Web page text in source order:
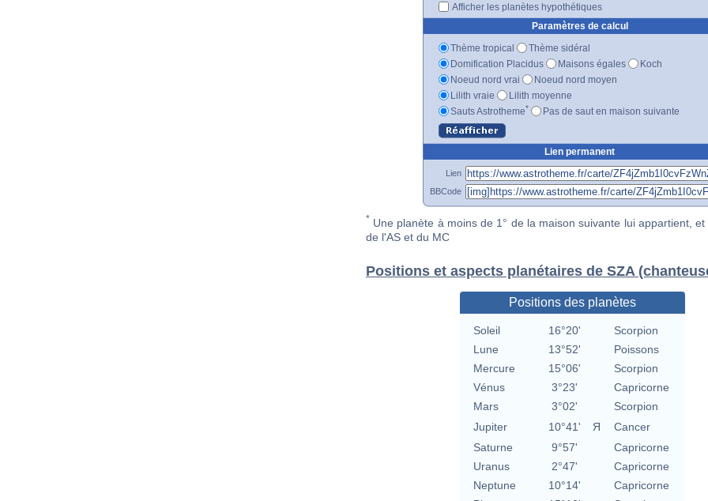
Afficher les planètes hypothétiques
Paramètres de calcul
Thème tropical
Thème sidéral
Domification Placidus
Maisons égales
Koch
Noeud nord vrai
Noeud nord moyen
Lilith vraie
Lilith moyenne
Sauts Astrotheme* Pas de saut en maison suivante
Lien permanent
Lien
BBCode
* Une planète à moins de 1° de la maison suivante lui appartient, et
de l'AS et du MC
Positions et aspects planétaires de SZA
Positions des planètes
Soleil 16°20'
Scorpion
Lune
13°52'
Poissons
Mercure
15°06'
Scorpion
Vénus
3°23'
Capricorne
Mars
3°02'
Scorpion
Jupiter
10°41' Я
Cancer
Saturne
9°57'
Capricorne
Uranus
2°47'
Capricorne
Neptune
10°14'
Capricorne